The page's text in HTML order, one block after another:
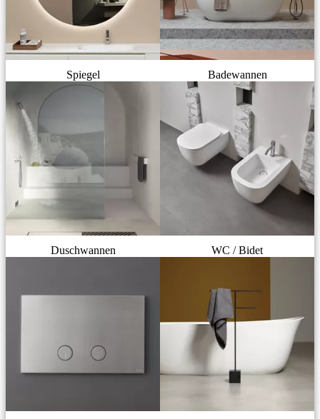
Spiegel Badewannen
Duschwannen WC / Bidet